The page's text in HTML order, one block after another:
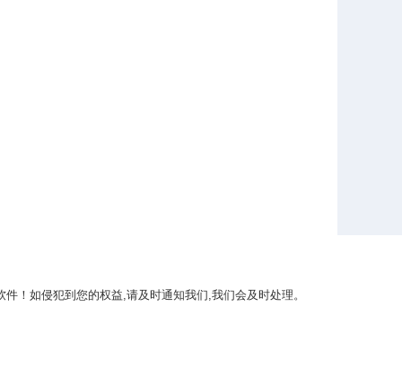
！如侵犯到您的权益,请及时通知我们,我们会及时处理。